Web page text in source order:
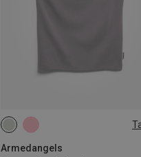
Armedangels
XS